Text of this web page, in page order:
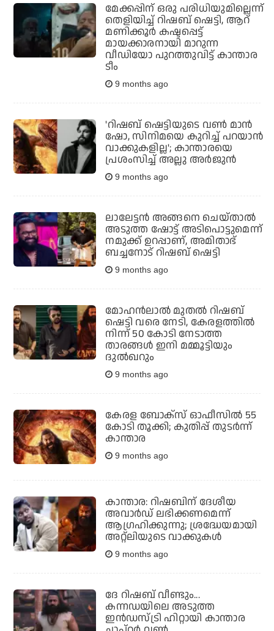
മേക്കപ്പിന് ഒരു പരിധിയുമില്ലെന്ന്
തെളിയിച്ച് റിഷബ് ഷെട്ടി, ആറ്
മണിക്കൂര്‍ കഷ്ടപ്പെട്ട്
മായക്കാരനായി മാറുന്ന
വീഡിയോ പുറത്തുവിട്ട് കാന്താര
ടീം
9 months ago
'റിഷബ് ഷെട്ടിയുടെ വണ്‍ മാന്‍
ഷോ, സിനിമയെ കുറിച്ച് പറയാന്‍
വാക്കുകളില്ല'; കാന്താരയെ
പ്രശംസിച്ച് അല്ലു അര്‍ജുന്‍
9 months ago
ലാലേട്ടന്‍ അങ്ങനെ ചെയ്താല്‍
അടുത്ത ഷോട്ട് അടിപൊട്ടുമെന്ന്
നമുക്ക് ഉറപ്പാണ്, അമിതാഭ്
ബച്ചനോട് റിഷബ് ഷെട്ടി
9 months ago
മോഹന്‍ലാല്‍ മുതല്‍ റിഷബ്
ഷെട്ടി വരെ നേടി, കേരളത്തില്‍
നിന്ന് 50 കോടി നേടാത്ത
താരങ്ങള്‍ ഇനി മമ്മൂട്ടിയും
ദുല്‍ഖറും
9 months ago
കേരള ബോക്‌സ് ഓഫീസില്‍ 55
കോടി തൂക്കി; കുതിപ്പ് തുടര്‍ന്ന്
കാന്താര
9 months ago
കാന്താര: റിഷബിന് ദേശീയ
അവാർഡ് ലഭിക്കണമെന്ന്
ആഗ്രഹിക്കുന്നു; ശ്രദ്ധേയമായി
അറ്റ്ലിയുടെ വാക്കുകൾ
9 months ago
ദേ റിഷബ് വീണ്ടും...
കന്നഡയിലെ അടുത്ത
ഇന്‍ഡസ്ട്രി ഹിറ്റായി കാന്താര